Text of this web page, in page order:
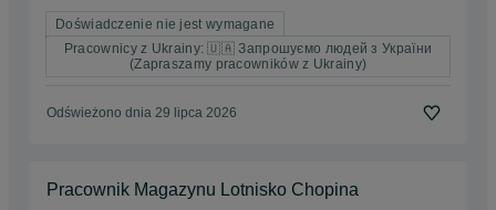
Doświadczenie nie jest wymagane
Pracownicy z Ukrainy: 🇺🇦 Запрошуємо людей з України
(Zapraszamy pracowników z Ukrainy)
Odświeżono dnia 29 lipca 2026
Pracownik Magazynu Lotnisko Chopina